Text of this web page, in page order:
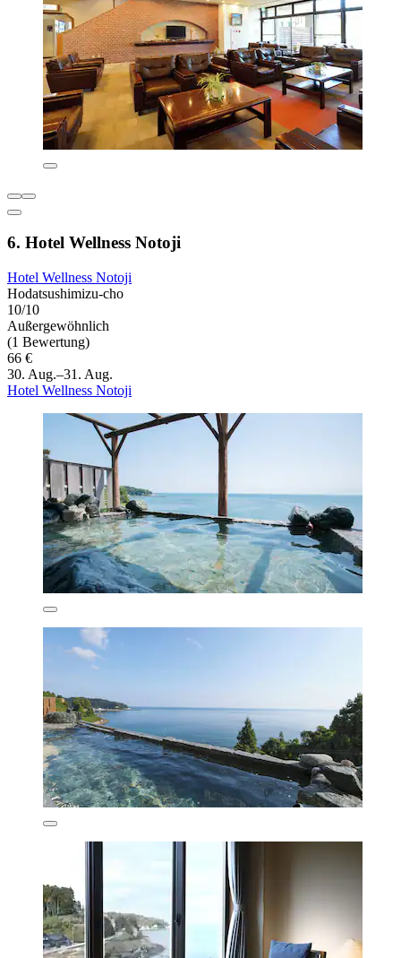
6. Hotel Wellness Notoji
Hotel Wellness Notoji
Hodatsushimizu-cho
10/10
Außergewöhnlich
(1 Bewertung)
66 €
30. Aug.–31. Aug.
Hotel Wellness Notoji